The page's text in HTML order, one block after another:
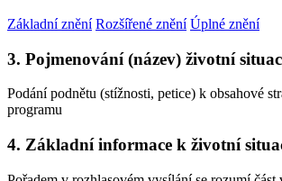
Základní znění Rozšířené znění Úplné znění
3. Pojmenování (název) životní
Podání podnětu (stížnosti, petice) k obsahové
programu
4. Základní informace k životní